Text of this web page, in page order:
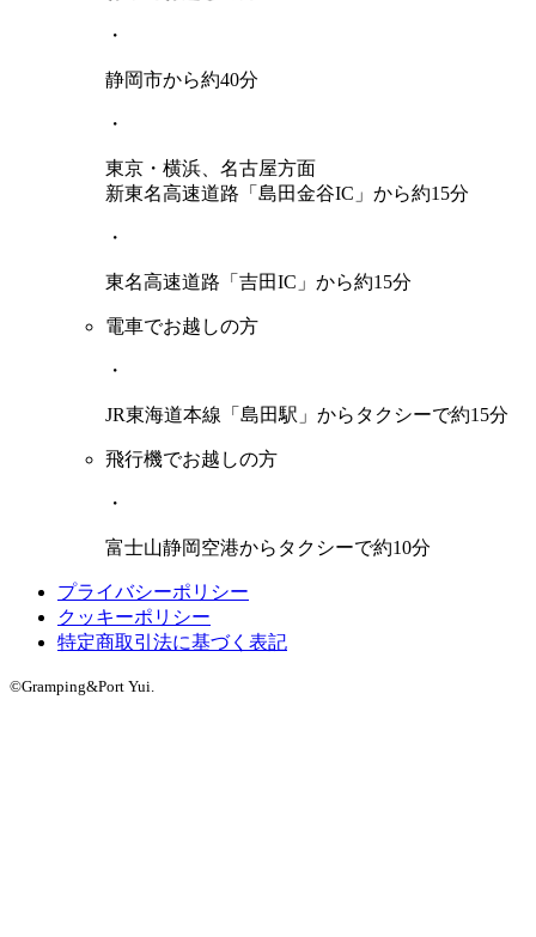
・
静岡市から約40分
・
東京・横浜、名古屋方面
新東名高速道路「島田金谷IC」から約15分
・
東名高速道路「吉田IC」から約15分
電車でお越しの方
・
JR東海道本線「島田駅」からタクシーで約15分
飛行機でお越しの方
・
富士山静岡空港からタクシーで約10分
プライバシーポリシー
クッキーポリシー
特定商取引法に基づく表記
©Gramping&Port Yui.